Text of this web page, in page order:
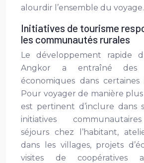
alourdir l’ensemble du voyage.
Initiatives de tourisme
les communautés rurales
Le développement rapide
Angkor a entraîné des
économiques dans certaines
Pour voyager de manière plus
est pertinent d’inclure dans
initiatives
séjours chez l’habitant,
dans les villages, projets
visites de coopératives